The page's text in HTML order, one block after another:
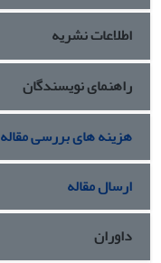
اطلاعات نشریه
راهنمای نویسندگان
هزینه های بررسی مقاله
ارسال مقاله
داوران